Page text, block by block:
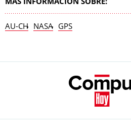
AU-CH NASA GPS